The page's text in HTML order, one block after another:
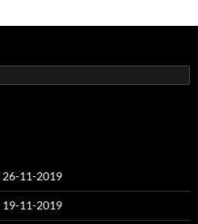
26-11-2019
19-11-2019